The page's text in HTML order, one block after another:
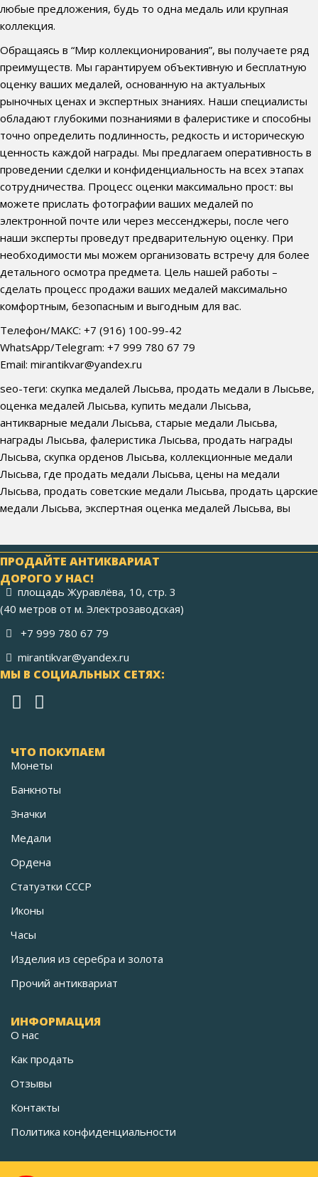
любые предложения, будь то одна медаль или крупная
коллекция.
Обращаясь в “Мир коллекционирования”, вы получаете ряд
преимуществ. Мы гарантируем объективную и бесплатную
оценку ваших медалей, основанную на актуальных
рыночных ценах и экспертных знаниях. Наши специалисты
обладают глубокими познаниями в фалеристике и способны
точно определить подлинность, редкость и историческую
ценность каждой награды. Мы предлагаем оперативность в
проведении сделки и конфиденциальность на всех этапах
сотрудничества. Процесс оценки максимально прост: вы
можете прислать фотографии ваших медалей по
электронной почте или через мессенджеры, после чего
наши эксперты проведут предварительную оценку. При
необходимости мы можем организовать встречу для более
детального осмотра предмета. Цель нашей работы –
сделать процесс продажи ваших медалей максимально
комфортным, безопасным и выгодным для вас.
Телефон/МАКС: +7 (916) 100-99-42
WhatsApp/Telegram: +7 999 780 67 79
Email: mirantikvar@yandex.ru
seo-теги: скупка медалей Лысьва, продать медали в Лысьве,
оценка медалей Лысьва, купить медали Лысьва,
антикварные медали Лысьва, старые медали Лысьва,
награды Лысьва, фалеристика Лысьва, продать награды
Лысьва, скупка орденов Лысьва, коллекционные медали
Лысьва, где продать медали Лысьва, цены на медали
Лысьва, продать советские медали Лысьва, продать царские
медали Лысьва, экспертная оценка медалей Лысьва, вы
ПРОДАЙТЕ АНТИКВАРИАТ
ДОРОГО У НАС!
площадь Журавлёва, 10, стр. 3
(40 метров от м. Электрозаводская)
+7 999 780 67 79
mirantikvar@yandex.ru
МЫ В СОЦИАЛЬНЫХ СЕТЯХ:
ЧТО ПОКУПАЕМ
Монеты
Банкноты
Значки
Медали
Ордена
Статуэтки СССР
Иконы
Часы
Изделия из серебра и золота
Прочий антиквариат
ИНФОРМАЦИЯ
О нас
Как продать
Отзывы
Контакты
Политика конфиденциальности